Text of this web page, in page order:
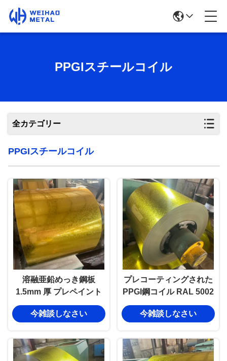
PPGIスチールコイル
全カテゴリー
PPGIスチールコイル
溶融亜鉛めっき鋼板
1.5mm 厚 プレペイント
Gi鋼板
今雑談しなさい
プレコーティングされた
PPGI鋼コイル RAL 5002
RAL 9007 SGCD級鋼板
ロール
今雑談しなさい